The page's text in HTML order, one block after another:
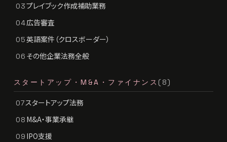
03プレイブック作成補助業務
04広告審査
05英語案件（クロスボーダー）
06 その他企業法務全般
スタートアップ・M&A・ファイナンス (8)
07スタートアップ法務
08 M&A・事業承継
09 IPO支援